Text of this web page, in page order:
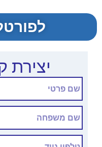
יצירת